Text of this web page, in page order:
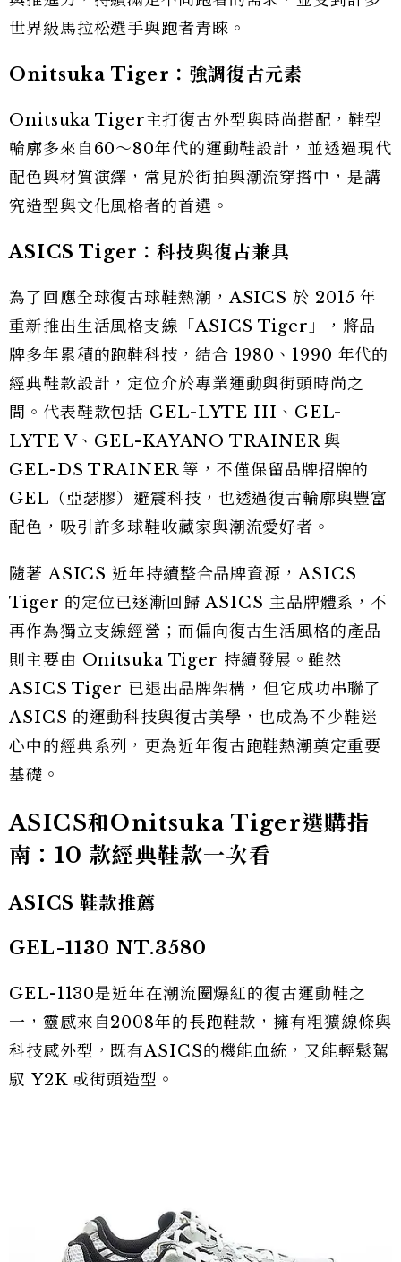
世界級馬拉松選手與跑者青睞。
Onitsuka Tiger：強調復古元素
Onitsuka Tiger主打復古外型與時尚搭配，鞋型
輪廓多來自60～80年代的運動鞋設計，並透過現代
配色與材質演繹，常見於街拍與潮流穿搭中，是講
究造型與文化風格者的首選。
ASICS Tiger：科技與復古兼具
為了回應全球復古球鞋熱潮，ASICS 於 2015 年
重新推出生活風格支線「ASICS Tiger」，將品
牌多年累積的跑鞋科技，結合 1980、1990 年代的
經典鞋款設計，定位介於專業運動與街頭時尚之
間。代表鞋款包括 GEL-LYTE III、GEL-
LYTE V、GEL-KAYANO TRAINER 與
GEL-DS TRAINER 等，不僅保留品牌招牌的
GEL（亞瑟膠）避震科技，也透過復古輪廓與豐富
配色，吸引許多球鞋收藏家與潮流愛好者。
隨著 ASICS 近年持續整合品牌資源，ASICS
Tiger 的定位已逐漸回歸 ASICS 主品牌體系，不
再作為獨立支線經營；而偏向復古生活風格的產品
則主要由 Onitsuka Tiger 持續發展。雖然
ASICS Tiger 已退出品牌架構，但它成功串聯了
ASICS 的運動科技與復古美學，也成為不少鞋迷
心中的經典系列，更為近年復古跑鞋熱潮奠定重要
基礎。
ASICS和Onitsuka Tiger選購指
南：10 款經典鞋款一次看
ASICS 鞋款推薦
GEL-1130 NT.3580
GEL-1130是近年在潮流圈爆紅的復古運動鞋之
一，靈感來自2008年的長跑鞋款，擁有粗獷線條與
科技感外型，既有ASICS的機能血統，又能輕鬆駕
馭 Y2K 或街頭造型。